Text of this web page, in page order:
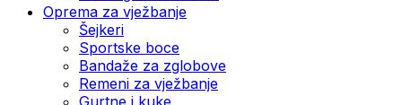
Oprema za vježbanje
Šejkeri
Sportske boce
Bandaže za zglobove
Remeni za vježbanje
Gurtne i kuke